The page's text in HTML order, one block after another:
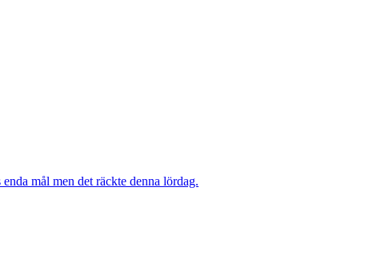
mål men det räckte denna lördag.